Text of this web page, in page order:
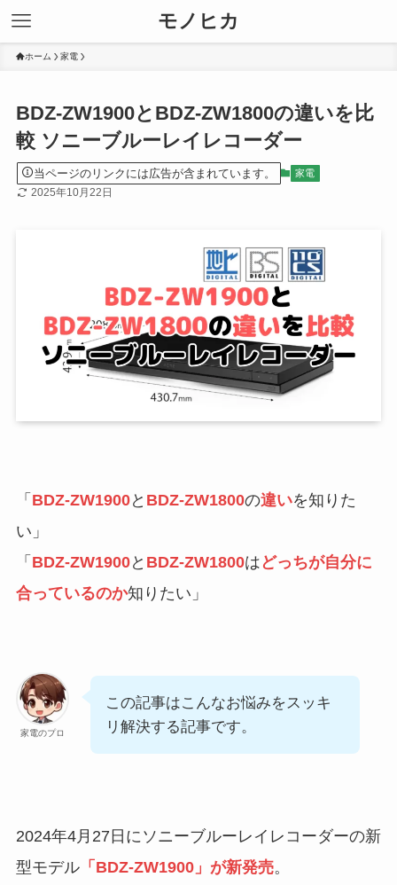
モノヒカ
ホーム 家電
BDZ-ZW1900とBDZ-ZW1800の違いを比
較 ソニーブルーレイレコーダー
当ページのリンクには広告が含まれています。 家電
2025年10月22日
「 BDZ-ZW1900と BDZ-ZW1800の違いを知りた
い」
「 BDZ-ZW1900と BDZ-ZW1800は どっちが自分に
合っているのか知りたい」
家電のプロ
この記事はこんなお悩みをスッキ
リ解決する記事です。
2024年4月27日にソニーブルーレイレコーダーの新
型モデル「BDZ-ZW1900」が新発売。